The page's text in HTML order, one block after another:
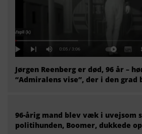
Jørgen Reenberg er død, 96 år –
“Admiralens vise”, der i den grad
96-årig mand blev væk i uvejsom
politihunden, Boomer, dukkede